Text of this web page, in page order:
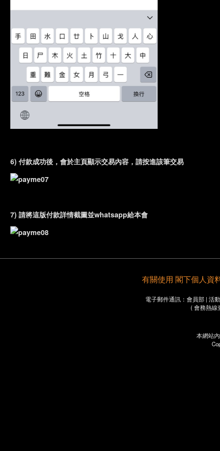
6) 付款成功後，會於主頁顯示交易內容，請按進該筆交易
7) 請將這版付款詳情截圖並whatsapp給本會
有關使用 閣下個人資
電子郵件通訊：會員部 | 活
( 會務熱線
本網站